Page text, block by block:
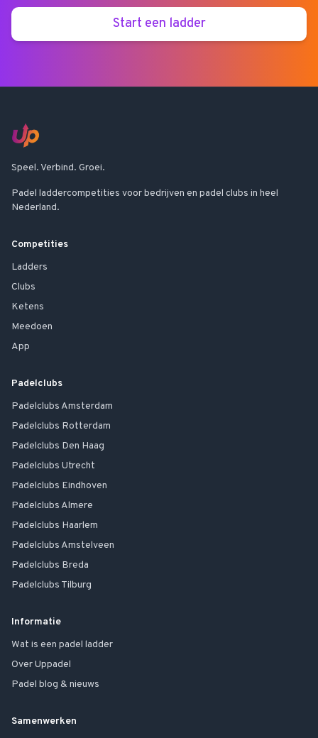
Start een ladder
Speel. Verbind. Groei.
Padel laddercompetities voor bedrijven en padel clubs in heel
Nederland.
Competities
Ladders
Clubs
Ketens
Meedoen
App
Padelclubs
Padelclubs Amsterdam
Padelclubs Rotterdam
Padelclubs Den Haag
Padelclubs Utrecht
Padelclubs Eindhoven
Padelclubs Almere
Padelclubs Haarlem
Padelclubs Amstelveen
Padelclubs Breda
Padelclubs Tilburg
Informatie
Wat is een padel ladder
Over Uppadel
Padel blog & nieuws
Samenwerken